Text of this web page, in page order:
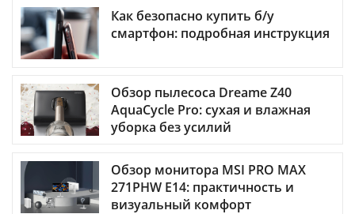
Как безопасно купить б/у
смартфон: подробная инструкция
Обзор пылесоса Dreame Z40
AquaCycle Pro: сухая и влажная
уборка без усилий
Обзор монитора MSI PRO MAX
271PHW E14: практичность и
визуальный комфорт